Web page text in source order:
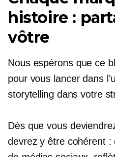
histoire :
vôtre
Nous espérons que ce
pour vous lancer dans
storytelling dans votre
Dès que vous
devrez y être cohérent